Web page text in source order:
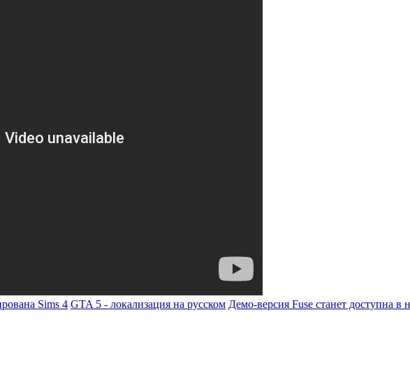
Sims 4 GTA 5 - локализация на русском Демо-версия Fuse станет доступна в